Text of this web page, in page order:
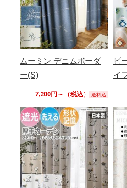
ムーミン デニムボーダ
ー(S)
7,200円～（税込） 送料込
ピ
イ